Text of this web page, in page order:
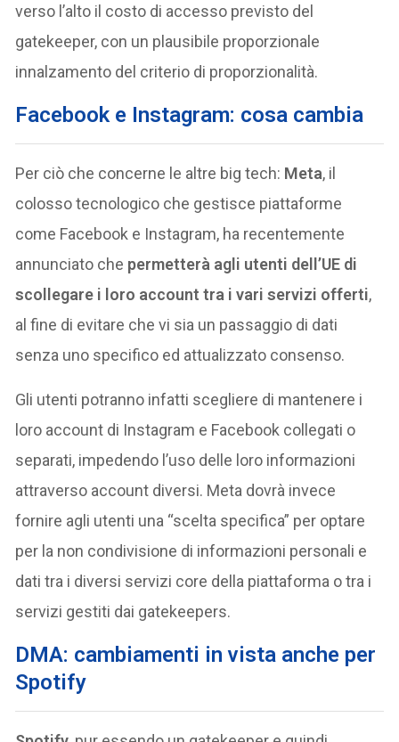
verso l’alto il costo di accesso previsto del
gatekeeper, con un plausibile proporzionale
innalzamento del criterio di proporzionalità.
Facebook e Instagram: cosa cambia
Per ciò che concerne le altre big tech: Meta, il
colosso tecnologico che gestisce piattaforme
come Facebook e Instagram, ha recentemente
annunciato che permetterà agli utenti dell’UE di
scollegare i loro account tra i vari servizi offerti,
al fine di evitare che vi sia un passaggio di dati
senza uno specifico ed attualizzato consenso.
Gli utenti potranno infatti scegliere di mantenere i
loro account di Instagram e Facebook collegati o
separati, impedendo l’uso delle loro informazioni
attraverso account diversi. Meta dovrà invece
fornire agli utenti una “scelta specifica” per optare
per la non condivisione di informazioni personali e
dati tra i diversi servizi core della piattaforma o tra i
servizi gestiti dai gatekeepers.
DMA: cambiamenti in vista anche per
Spotify